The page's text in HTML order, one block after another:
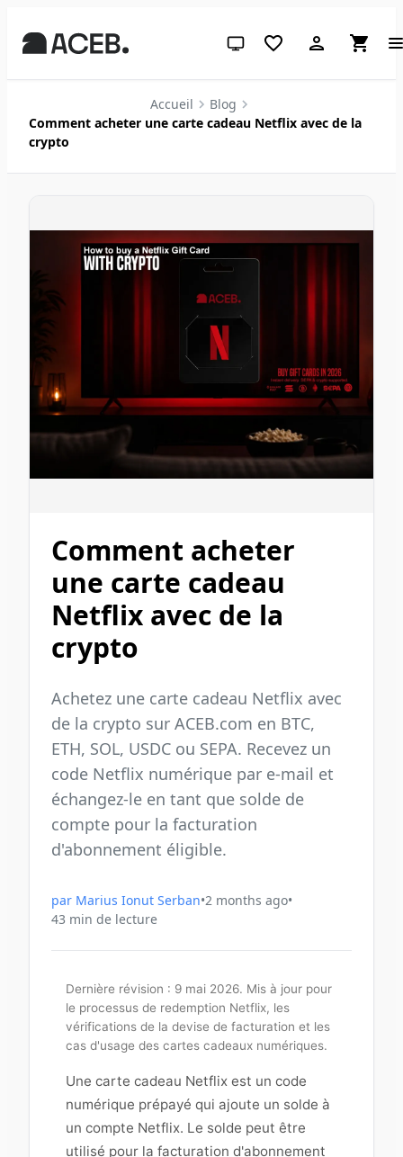
Thème système (cliquez pour
Accueil
Blog
Comment acheter une carte cadeau Netflix avec de la
crypto
Comment acheter
une carte cadeau
Netflix avec de la
crypto
Achetez une carte cadeau Netflix avec
de la crypto sur ACEB.com en BTC,
ETH, SOL, USDC ou SEPA. Recevez un
code Netflix numérique par e‑mail et
échangez‑le en tant que solde de
compte pour la facturation
d'abonnement éligible.
par Marius Ionut Serban•2 months ago•
43 min de lecture
Dernière révision : 9 mai 2026. Mis à jour pour
le processus de redemption Netflix, les
vérifications de la devise de facturation et les
cas d'usage des cartes cadeaux numériques.
Une carte cadeau Netflix est un code
numérique prépayé qui ajoute un solde à
un compte Netflix. Le solde peut être
utilisé pour la facturation d'abonnement